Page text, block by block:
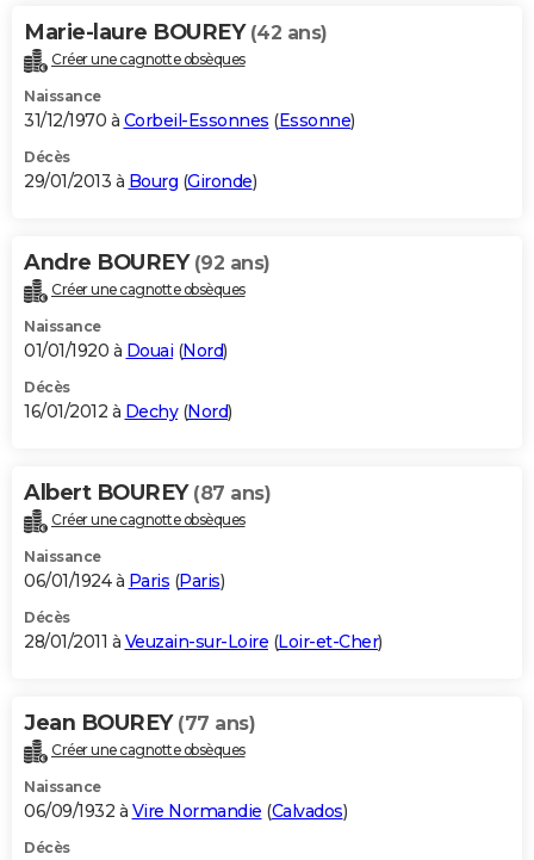
Marie-laure BOUREY (42 ans)
Créer une cagnotte obsèques
Naissance
31/12/1970 à Corbeil-Essonnes (Essonne)
Décès
29/01/2013 à Bourg (Gironde)
Andre BOUREY (92 ans)
Créer une cagnotte obsèques
Naissance
01/01/1920 à Douai (Nord)
Décès
16/01/2012 à Dechy(Nord)
Albert BOUREY (87 ans)
Créer une cagnotte obsèques
Naissance
06/01/1924 à Paris (Paris)
Décès
28/01/2011 à Veuzain-sur-Loire (Loir-et-Cher)
Jean BOUREY (77 ans)
Créer une cagnotte obsèques
Naissance
06/09/1932 à Vire Normandie (Calvados)
Décès